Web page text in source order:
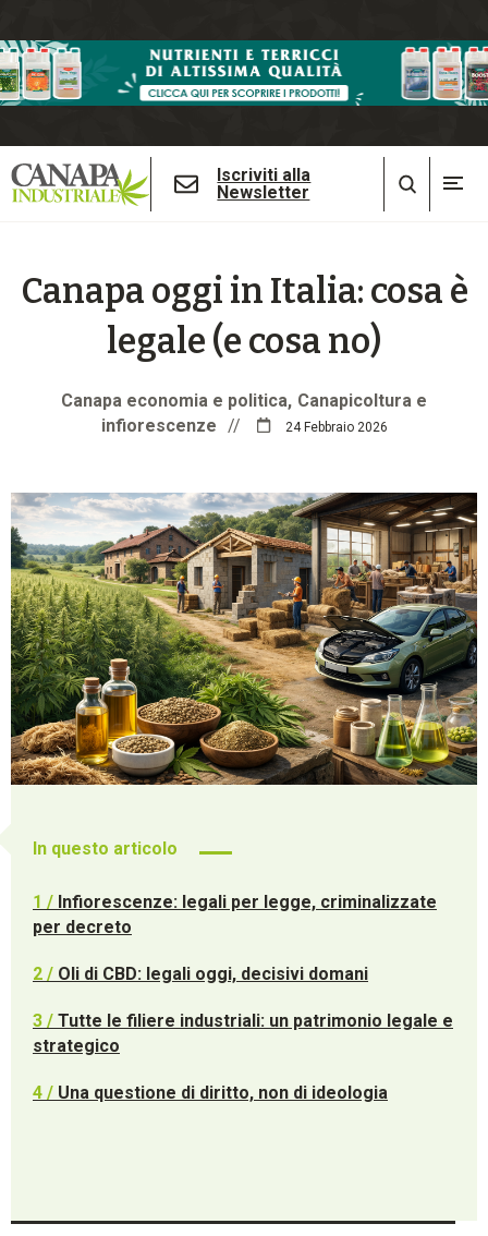
Iscriviti alla
Newsletter
Canapa oggi in Italia: cosa è
legale (e cosa no)
Canapa economia e politica Canapicoltura e
infiorescenze // 24 Febbraio 2026
In questo articolo
1 / Infiorescenze: legali per legge, criminalizzate
per decreto
2 / Oli di CBD: legali oggi, decisivi domani
3 / Tutte le filiere industriali: un patrimonio legale e
strategico
4 / Una questione di diritto, non di ideologia